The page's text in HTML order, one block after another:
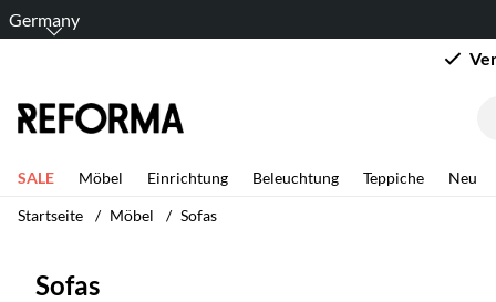
Germany
SALE Möbel Einrichtung Beleuchtung Teppiche Neu
Startseite
Möbel Sofas
Sofas